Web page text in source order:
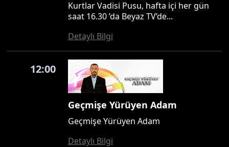
Kurtlar Vadisi Pusu, hafta içi her gün
saat 16.30 ’da Beyaz TV’de...
Detaylı Bilgi
12:00
Geçmişe Yürüyen Adam
Geçmişe Yürüyen Adam
Detaylı Bilgi